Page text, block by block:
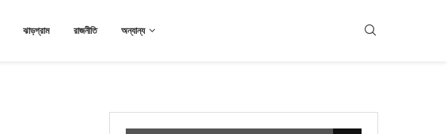
ঝাড়গ্রাম রাজনীতি অন্যান্য